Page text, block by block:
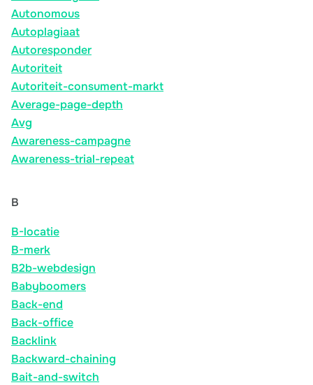
Autonomous
Autoplagiaat
Autoresponder
Autoriteit
Autoriteit-consument-markt
Average-page-depth
Avg
Awareness-campagne
Awareness-trial-repeat
B
B-locatie
B-merk
B2b-webdesign
Babyboomers
Back-end
Back-office
Backlink
Backward-chaining
Bait-and-switch